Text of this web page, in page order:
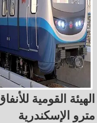
الهيئة القومية
مترو الإسكندرية